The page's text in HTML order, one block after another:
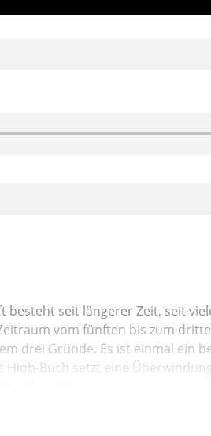
seit längerer Zeit, seit
vom fünften bis zum
drei Gründe. Es ist einmal ein
Buch setzt eine